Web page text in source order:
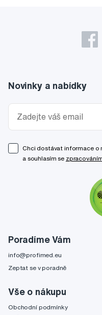
Poradíme Vám
info@profimed.eu
Zeptat se v poradně
Vše o nákupu
Obchodní podmínky
Novinky a nabídky
Chci dostávat informace o
a souhlasím se